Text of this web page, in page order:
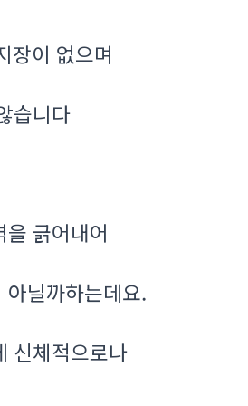
장이 없으며
습니다
긁어내어
닐까하는데요.
신체적으로나